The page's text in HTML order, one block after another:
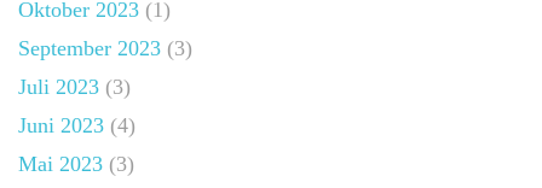
Oktober 2023 (1)
September 2023 (3)
Juli 2023 (3)
Juni 2023 (4)
Mai 2023 (3)